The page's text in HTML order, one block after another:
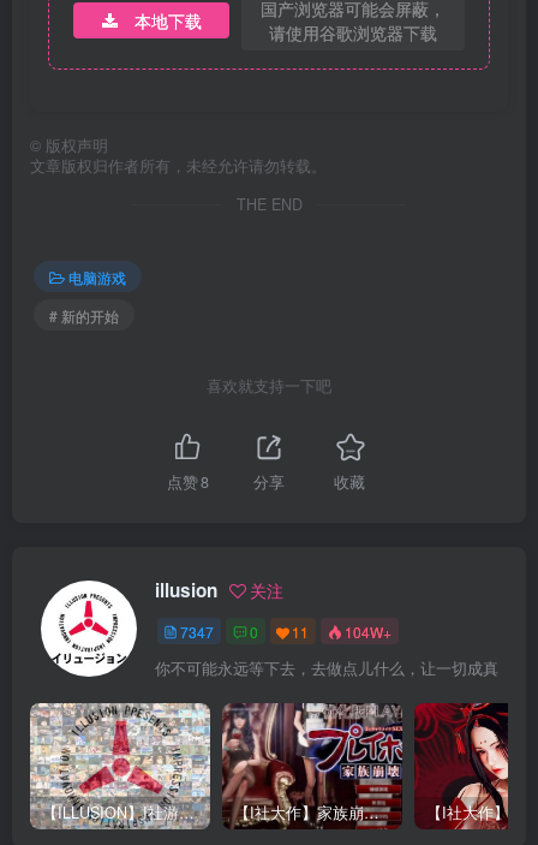
本地下载
国产浏览器可能会屏蔽，
请使用谷歌浏览器下载
© 版权声明
文章版权归作者所有，未经允许请勿转载。
THE END
电脑游戏
# 新的开始
喜欢就支持一下吧
点赞8 分享 收藏
illusion 关注
7347 0 11 104W+
你不可能永远等下去，去做点儿什么，让一切成真
【ILLUSION】I社游戏合集截至2025 无修正汉化硬盘纯净版手慢无[微云/OD] 【I社大作】家族崩坏Playhome 终极12.0收藏版新整合【85G/补档福利】【年费会员专享，手慢无】